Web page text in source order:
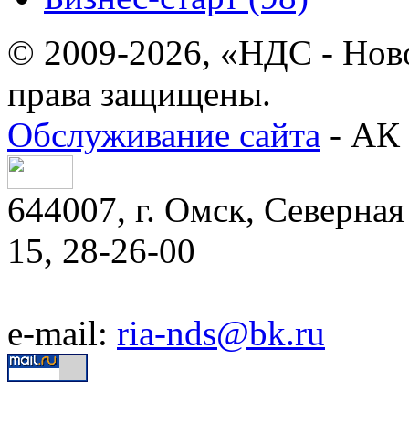
© 2009-2026, «НДС -
права защищены.
Обслуживание сайта - АК
644007, г. Омск,
15, 28-26-00
e-mail: ria-nds@bk.ru